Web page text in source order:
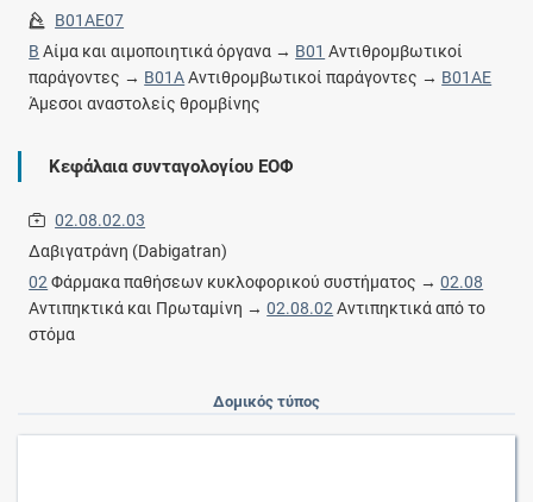
B01AE07
B Αίμα και αιμοποιητικά όργανα → B01 Αντιθρομβωτικοί
παράγοντες → B01AΑντιθρομβωτικοί παράγοντες → B01AE
Άμεσοι αναστολείς θρομβίνης
Κεφάλαια συνταγολογίου ΕΟΦ
02.08.02.03
Δαβιγατράνη (Dabigatran)
02Φάρμακα παθήσεων κυκλοφορικού συστήματος →02.08
Αντιπηκτικά και Πρωταμίνη →02.08.02Αντιπηκτικά από το
στόμα
Δομικός τύπος